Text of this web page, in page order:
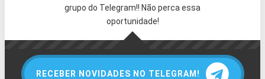
grupo do Telegram!! Não perca essa
oportunidade!
RECEBER NOVIDADES NO TELEGRAM!